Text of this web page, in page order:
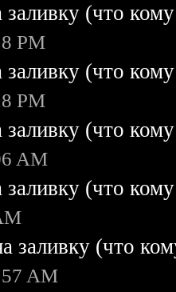
(что
PM
(что
PM
(что
AM
(что
заливку (что
AM